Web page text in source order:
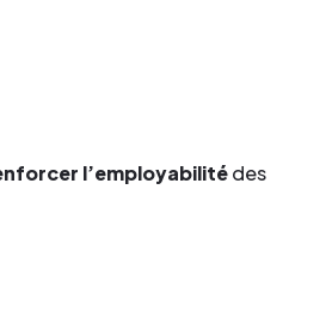
l’employabilitédes